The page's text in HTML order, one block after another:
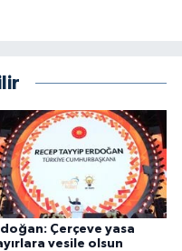
Çerçeve yasa
vesile olsun